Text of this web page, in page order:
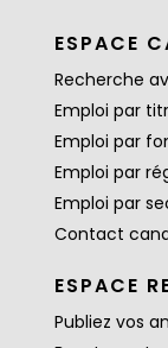
ESPACE
Recherche
Emploi par
Emploi par
Emploi par
Emploi par
Contact
ESPACE
Publiez vos